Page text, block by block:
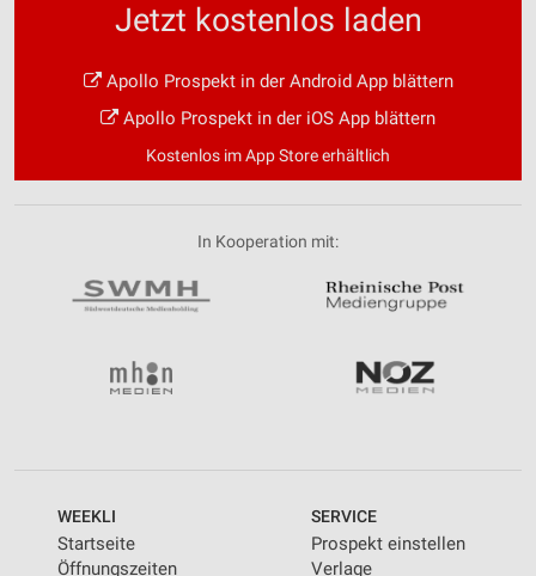
Jetzt kostenlos laden
Apollo Prospekt in der Android App blättern
Apollo Prospekt in der iOS App blättern
Kostenlos im App Store erhältlich
In Kooperation mit:
WEEKLI
Startseite
Öffnungszeiten
SERVICE
Prospekt einstellen
Verlage